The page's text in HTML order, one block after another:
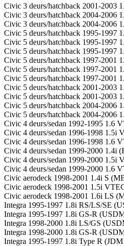
Civic 3 deurs/hatchback 2001-2003
Civic 3 deurs/hatchback 2004-2006
Civic 3 deurs/hatchback 2004-2006
Civic 5 deurs/hatchback 1995-1997
Civic 5 deurs/hatchback 1995-1997
Civic 5 deurs/hatchback 1995-1997
Civic 5 deurs/hatchback 1997-2001
Civic 5 deurs/hatchback 1997-2001
Civic 5 deurs/hatchback 1997-2001
Civic 5 deurs/hatchback 2001-2003
Civic 5 deurs/hatchback 2001-2003
Civic 5 deurs/hatchback 2004-2006
Civic 5 deurs/hatchback 2004-2006
Civic 4 deurs/sedan 1992-1995 1.6
Civic 4 deurs/sedan 1996-1998 1.5i
Civic 4 deurs/sedan 1996-1998 1.6
Civic 4 deurs/sedan 1999-2000 1.4i
Civic 4 deurs/sedan 1999-2000 1.5i
Civic 4 deurs/sedan 1999-2000 1.6
Civic aerodeck 1998-2001 1.4i S
Civic aerodeck 1998-2001 1.5i
Civic aerodeck 1998-2001 1.6i LS
Integra 1995-1997 1.8i RS/LS/SE
Integra 1995-1997 1.8i GS-R
Integra 1998-2000 1.8i LS/GS
Integra 1998-2000 1.8i GS-R
Integra 1995-1997 1.8i Type R